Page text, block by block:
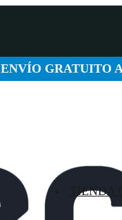
ENVÍO GRATUITO
TIENDA